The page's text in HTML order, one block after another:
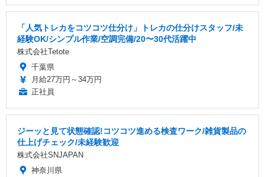
「人気トレカをコツコツ仕分け」トレカの仕分けスタッフ/未
経験OK/シンプル作業/空調完備/20〜30代活躍中
株式会社Tetote
千葉県
月給27万円～34万円
正社員
ジーッと見て状態確認!コツコツ進める検査ワーク/雑貨製品の
仕上げチェック/未経験歓迎
株式会社SNJAPAN
神奈川県